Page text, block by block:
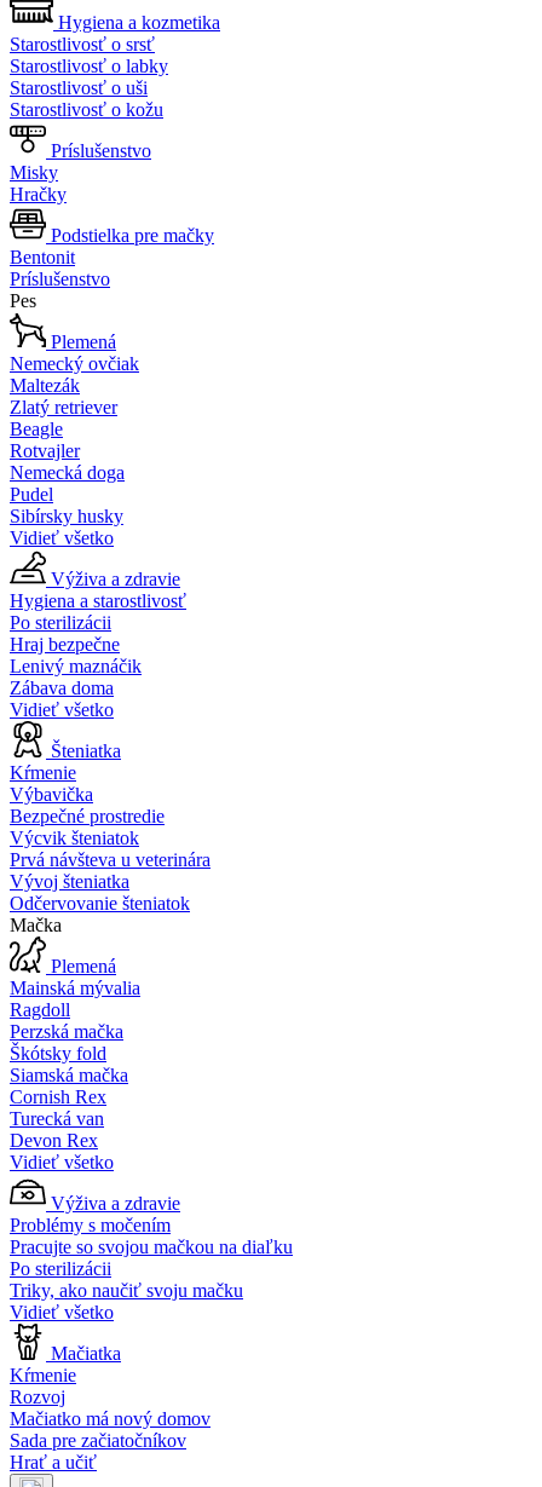
Hygiena a kozmetika
Starostlivosť o srsť
Starostlivosť o labky
Starostlivosť o uši
Starostlivosť o kožu
Príslušenstvo
Misky
Hračky
Podstielka pre mačky
Bentonit
Príslušenstvo
Pes
Plemená
Nemecký ovčiak
Maltezák
Zlatý retriever
Beagle
Rotvajler
Nemecká doga
Pudel
Sibírsky husky
Vidieť všetko
Výživa a zdravie
Hygiena a starostlivosť
Po sterilizácii
Hraj bezpečne
Lenivý maznáčik
Zábava doma
Vidieť všetko
Šteniatka
Kŕmenie
Výbavička
Bezpečné prostredie
Výcvik šteniatok
Prvá návšteva u veterinára
Vývoj šteniatka
Odčervovanie šteniatok
Mačka
Plemená
Mainská mývalia
Ragdoll
Perzská mačka
Škótsky fold
Siamská mačka
Cornish Rex
Turecká van
Devon Rex
Vidieť všetko
Výživa a zdravie
Problémy s močením
Pracujte so svojou mačkou na diaľku
Po sterilizácii
Triky, ako naučiť svoju mačku
Vidieť všetko
Mačiatka
Kŕmenie
Rozvoj
Mačiatko má nový domov
Sada pre začiatočníkov
Hrať a učiť